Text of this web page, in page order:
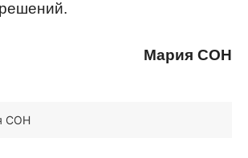
Мария СОН
СОН